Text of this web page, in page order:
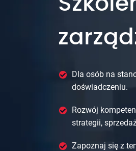
Dla osób na
doświadczeniu.
Rozwój
strategii,
Zapoznaj się z